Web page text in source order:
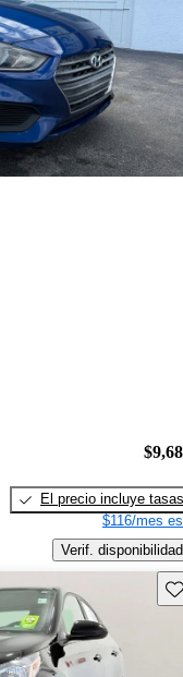
El precio incluye tasas
$116/mes
Verif. disponibilidad